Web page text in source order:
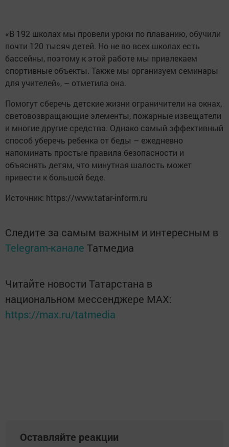
«В 192 школах мы провели уроки по плаванию, обучили
почти 120 тысяч детей. Но не во всех школах есть
бассейны, поэтому к этой работе мы привлекаем
спортивные объекты. Также мы организуем семинары
для учителей», – отметила она.
Помогут сберечь детские жизни ограничители на окнах,
световозвращающие элементы, пожарные извещатели
и многие другие средства. Однако самый эффективный
способ уберечь ребенка от беды – ежедневно
напоминать простые правила безопасности и
объяснять детям, что минутная шалость может
привести к большой беде.
Источник: https://www.tatar-inform.ru
Следите за самым важным и интересным в
Telegram-канале Татмедиа
Читайте новости Татарстана в
национальном мессенджере MАХ:
https://max.ru/tatmedia
Оставляйте реакции